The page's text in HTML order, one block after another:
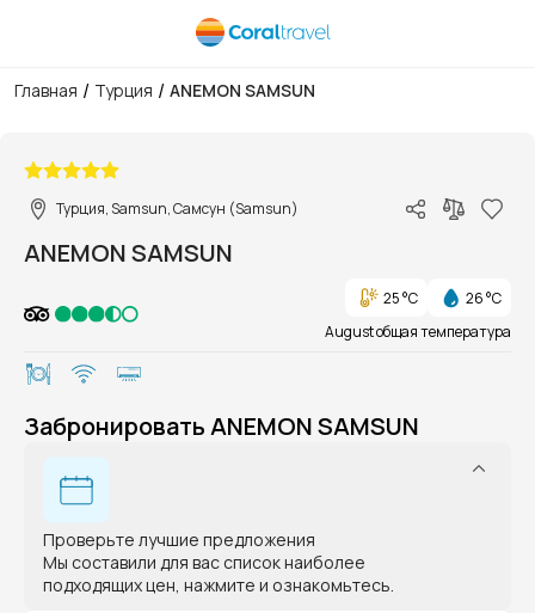
Главная / Турция / ANEMON SAMSUN
Турция, Samsun, Самсун (Samsun)
ANEMON SAMSUN
25 °C
26 °C
August общая температура
Забронировать ANEMON SAMSUN
Проверьте лучшие предложения
Мы составили для вас список наиболее
подходящих цен, нажмите и ознакомьтесь.